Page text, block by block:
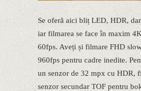
Se oferă aici bliț LED, HDR,
iar filmarea se face în maxim
60fps. Aveți și filmare FHD
960fps pentru cadre inedite.
un senzor de 32 mpx cu HDR,
senzor secundar TOF pentru